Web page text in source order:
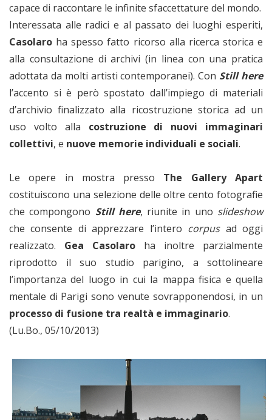
capace di raccontare le infinite sfaccettature del mondo.
Interessata alle radici e al passato dei luoghi esperiti,
Casolaro ha spesso fatto ricorso alla ricerca storica e
alla consultazione di archivi (in linea con una pratica
adottata da molti artisti contemporanei). Con Still here
l’accento si è però spostato dall’impiego di materiali
d’archivio finalizzato alla ricostruzione storica ad un
uso volto alla costruzione di nuovi immaginari
collettivi, e nuove memorie individuali e sociali.
Le opere in mostra presso The Gallery Apart
costituiscono una selezione delle oltre cento fotografie
che compongono Still here, riunite in uno slideshow
che consente di apprezzare l’intero corpusad oggi
realizzato. Gea Casolaro ha inoltre parzialmente
riprodotto il suo studio parigino, a sottolineare
l’importanza del luogo in cui la mappa fisica e quella
mentale di Parigi sono venute sovrapponendosi, in un
processo di fusione tra realtà e immaginario.
(Lu.Bo., 05/10/2013)